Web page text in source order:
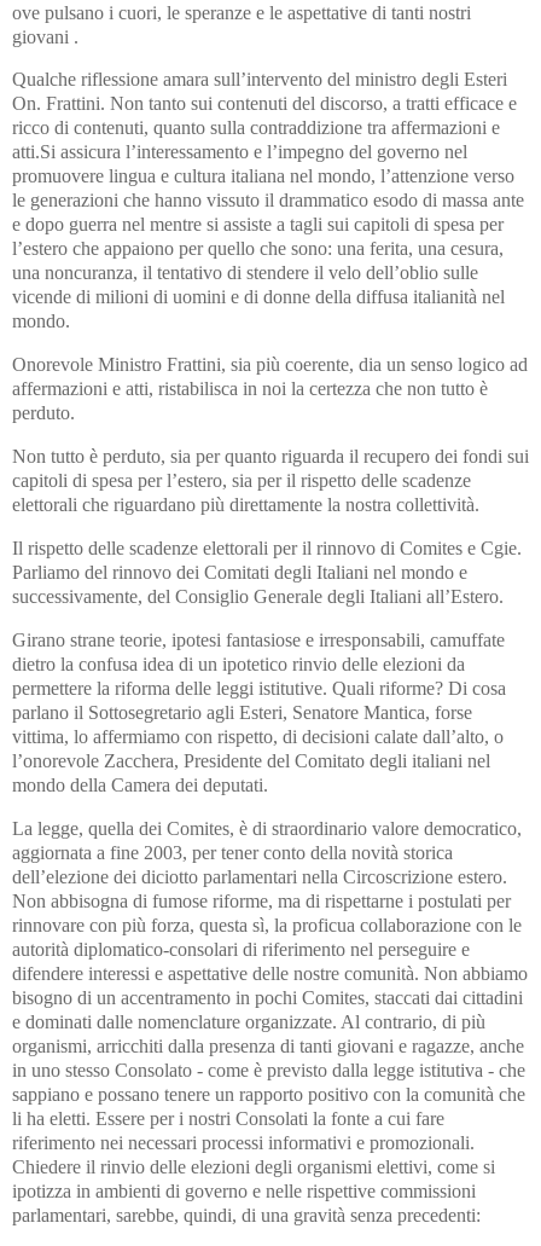
ove pulsano i cuori, le speranze e le aspettative di tanti nostri
giovani .
Qualche riflessione amara sull’intervento del ministro degli Esteri
On. Frattini. Non tanto sui contenuti del discorso, a tratti efficace e
ricco di contenuti, quanto sulla contraddizione tra affermazioni e
atti.Si assicura l’interessamento e l’impegno del governo nel
promuovere lingua e cultura italiana nel mondo, l’attenzione verso
le generazioni che hanno vissuto il drammatico esodo di massa ante
e dopo guerra nel mentre si assiste a tagli sui capitoli di spesa per
l’estero che appaiono per quello che sono: una ferita, una cesura,
una noncuranza, il tentativo di stendere il velo dell’oblio sulle
vicende di milioni di uomini e di donne della diffusa italianità nel
mondo.
Onorevole Ministro Frattini, sia più coerente, dia un senso logico ad
affermazioni e atti, ristabilisca in noi la certezza che non tutto è
perduto.
Non tutto è perduto, sia per quanto riguarda il recupero dei fondi sui
capitoli di spesa per l’estero, sia per il rispetto delle scadenze
elettorali che riguardano più direttamente la nostra collettività.
Il rispetto delle scadenze elettorali per il rinnovo di Comites e Cgie.
Parliamo del rinnovo dei Comitati degli Italiani nel mondo e
successivamente, del Consiglio Generale degli Italiani all’Estero.
Girano strane teorie, ipotesi fantasiose e irresponsabili, camuffate
dietro la confusa idea di un ipotetico rinvio delle elezioni da
permettere la riforma delle leggi istitutive. Quali riforme? Di cosa
parlano il Sottosegretario agli Esteri, Senatore Mantica, forse
vittima, lo affermiamo con rispetto, di decisioni calate dall’alto, o
l’onorevole Zacchera, Presidente del Comitato degli italiani nel
mondo della Camera dei deputati.
La legge, quella dei Comites, è di straordinario valore democratico,
aggiornata a fine 2003, per tener conto della novità storica
dell’elezione dei diciotto parlamentari nella Circoscrizione estero.
Non abbisogna di fumose riforme, ma di rispettarne i postulati per
rinnovare con più forza, questa sì, la proficua collaborazione con le
autorità diplomatico-consolari di riferimento nel perseguire e
difendere interessi e aspettative delle nostre comunità. Non abbiamo
bisogno di un accentramento in pochi Comites, staccati dai cittadini
e dominati dalle nomenclature organizzate. Al contrario, di più
organismi, arricchiti dalla presenza di tanti giovani e ragazze, anche
in uno stesso Consolato - come è previsto dalla legge istitutiva - che
sappiano e possano tenere un rapporto positivo con la comunità che
li ha eletti. Essere per i nostri Consolati la fonte a cui fare
riferimento nei necessari processi informativi e promozionali.
Chiedere il rinvio delle elezioni degli organismi elettivi, come si
ipotizza in ambienti di governo e nelle rispettive commissioni
parlamentari, sarebbe, quindi, di una gravità senza precedenti: